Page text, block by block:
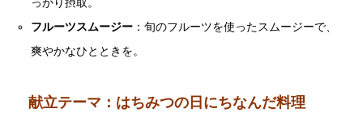
フルーツスムージー ：旬のフルーツを使ったスムージーで、
爽やかなひとときを。
献立テーマ：はちみつの日にちなんだ料理